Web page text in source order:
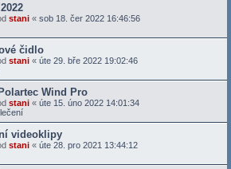
stani « sob 18. čer 2022 16:46:56
čidlo
stani « úte 29. bře 2022 19:02:46
Wind Pro
stani « úte 15. úno 2022 14:01:34
videoklipy
stani « úte 28. pro 2021 13:44:12